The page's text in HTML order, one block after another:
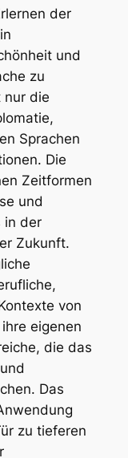
der
und
zu
nur die
Sprachen
Die
Zeitformen
und
in der
Zukunft.
von
eigenen
die das
Das
zu tieferen